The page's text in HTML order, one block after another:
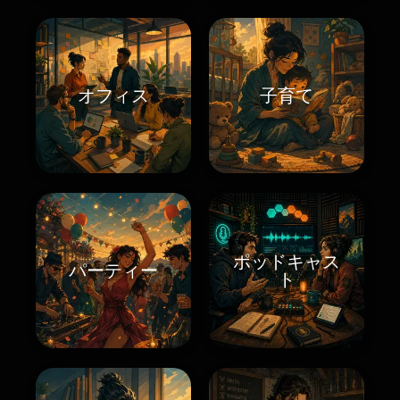
オフィス 子育て
パーティー
ポッドキャス
ト